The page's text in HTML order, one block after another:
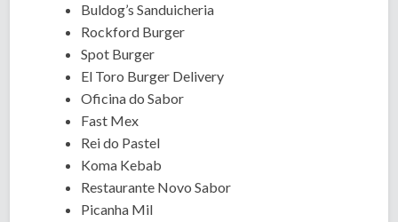
Buldog’s Sanduicheria
Rockford Burger
Spot Burger
El Toro Burger Delivery
Oficina do Sabor
Fast Mex
Rei do Pastel
Koma Kebab
Restaurante Novo Sabor
Picanha Mil